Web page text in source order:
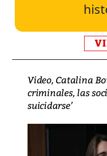
Video, Catalina
criminales, las
suicidarse’